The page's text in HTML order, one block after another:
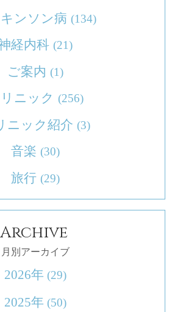
ンソン病 (134)
経内科 (21)
ご案内 (1)
ニック (256)
ニック紹介 (3)
音楽 (30)
旅行 (29)
Archive
月別アーカイブ
2026年 (29)
2025年 (50)